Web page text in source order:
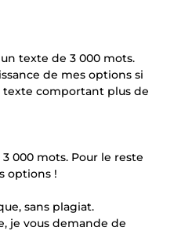
texte de 3 000 mots.
de mes options si
texte comportant plus de
000 mots. Pour le reste
options !
sans plagiat.
je vous demande de